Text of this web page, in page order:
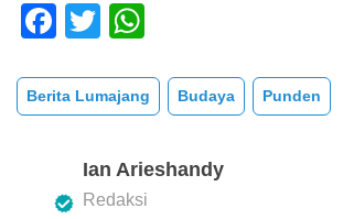
F
c
e
o
T
tt
er
at
s
A
p
Berita Lumajang Budaya Punden
Ian Arieshandy
Redaksi